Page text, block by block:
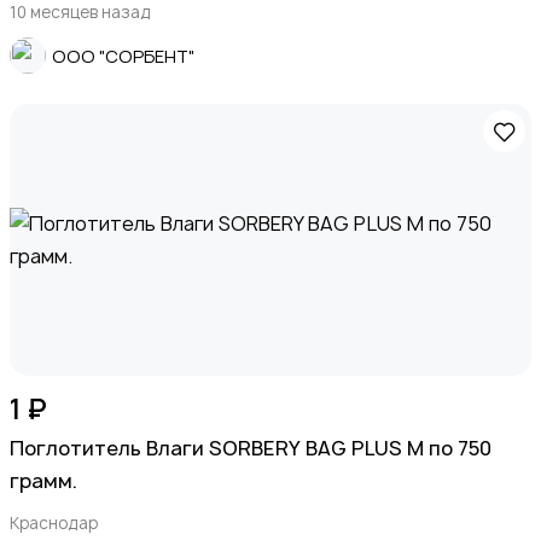
10 месяцев назад
ООО "СОРБЕНТ"
1 ₽
Поглотитель Влаги SORBERY BAG PLUS M по 750
грамм.
Краснодар